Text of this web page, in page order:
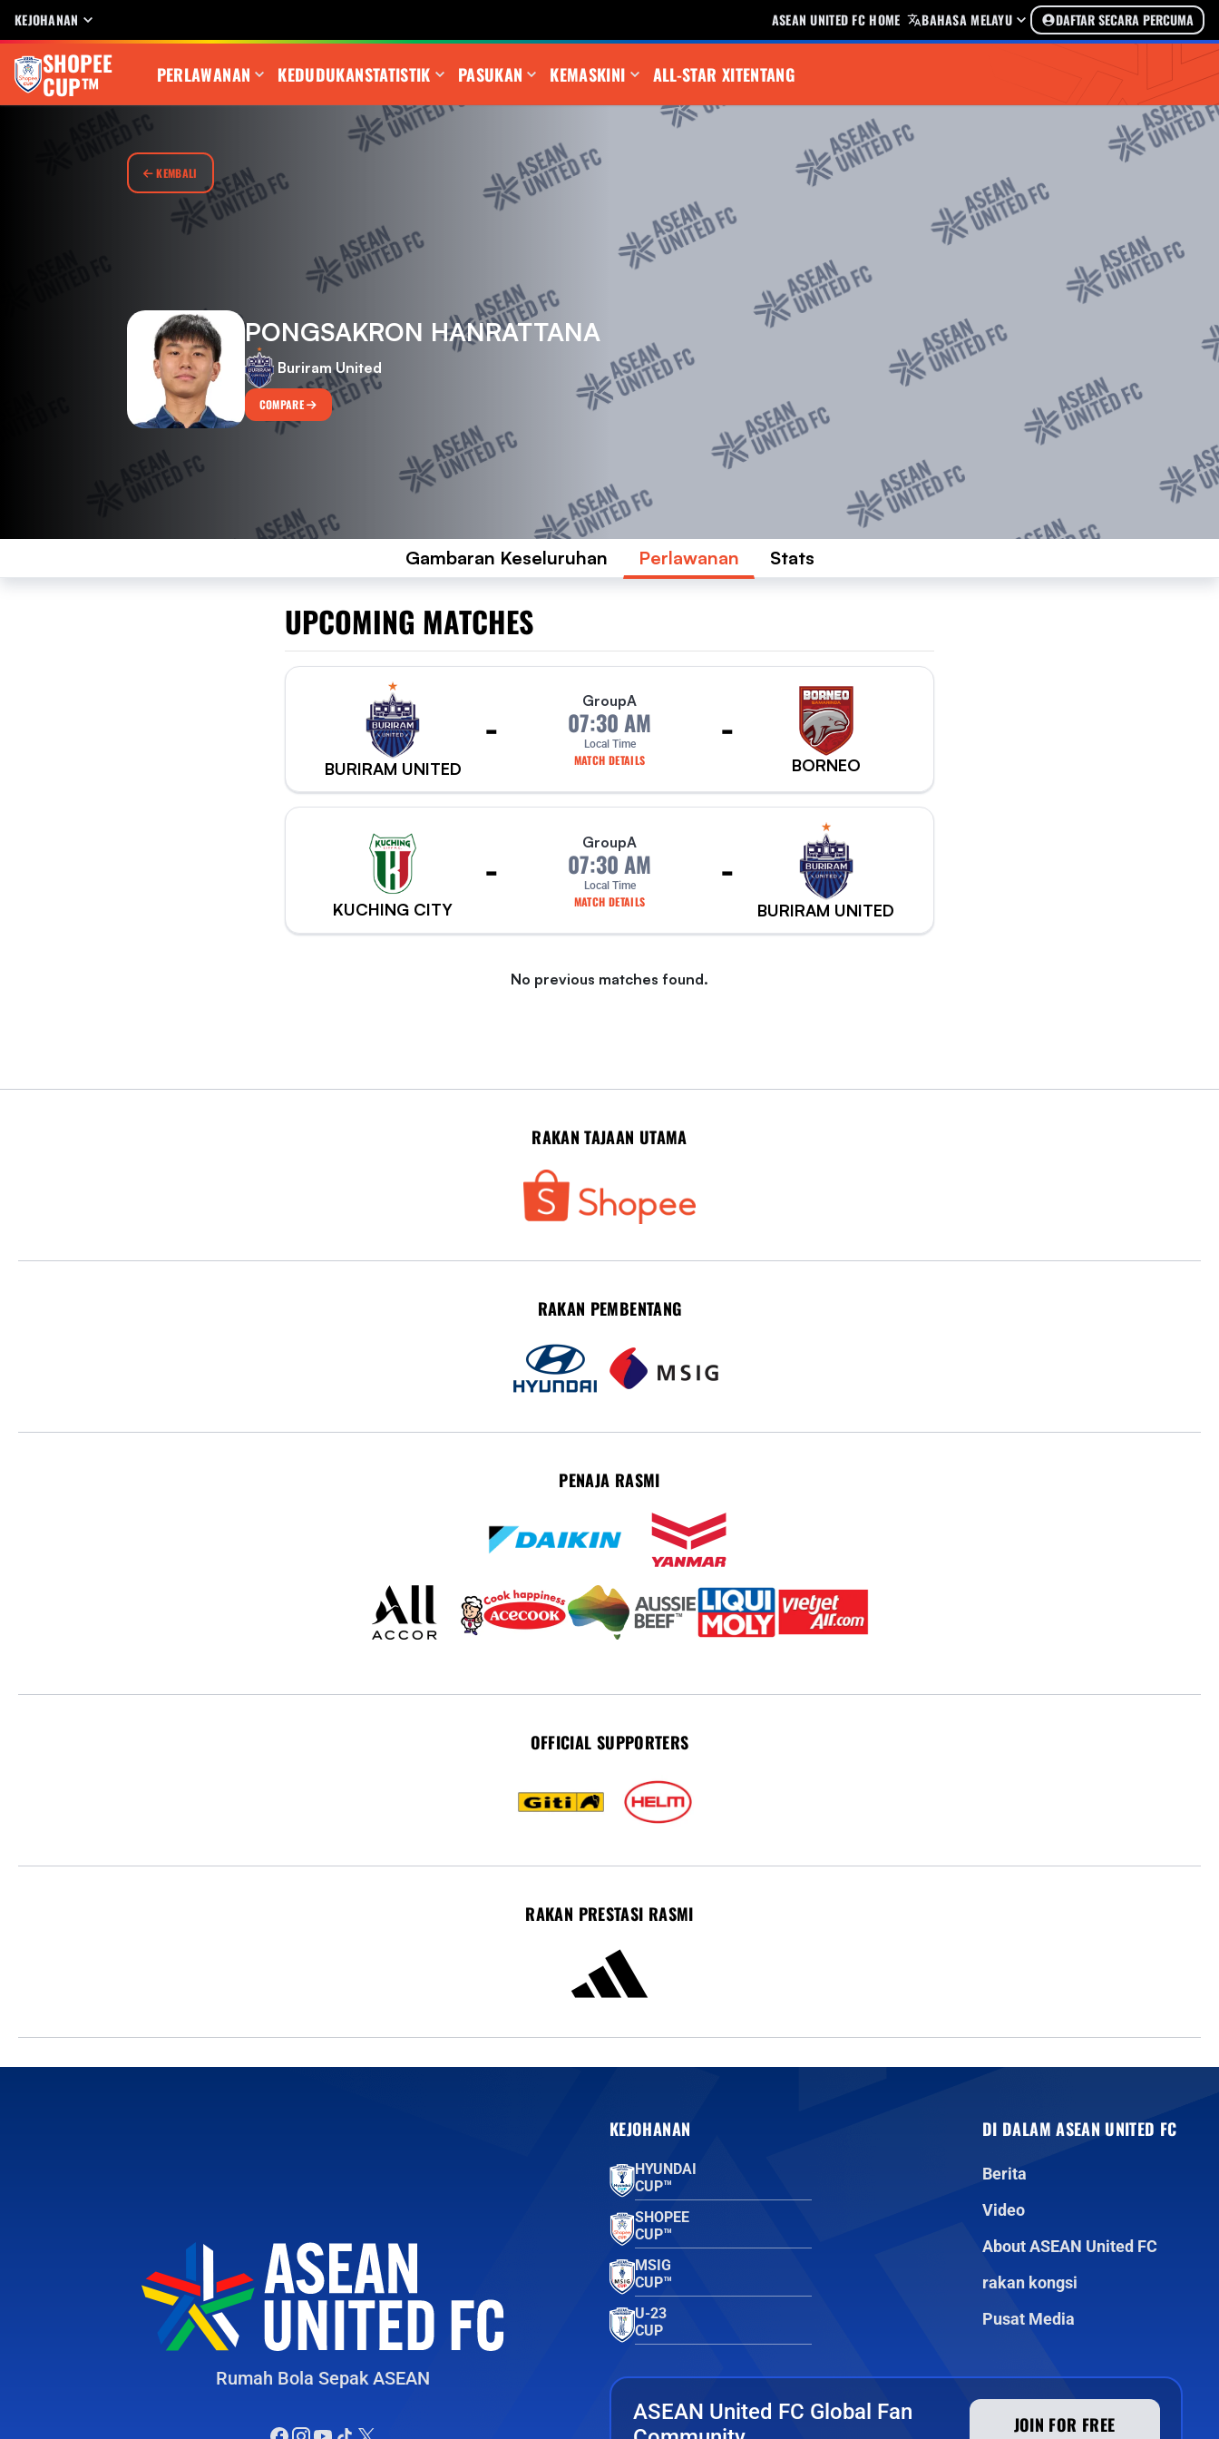
KEJOHANAN ASEAN UNITED FC HOME BAHASA MELAYU DAFTAR SECARA PERCUMA
SHOPEE
CUP™ PERLAWANAN KEDUDUKANSTATISTIK PASUKAN KEMASKINI ALL-STAR XITENTANG
KEMBALI
PONGSAKRON HANRATTANA
Buriram United
COMPARE
Gambaran Keseluruhan Perlawanan Stats
UPCOMING MATCHES
BURIRAM UNITED
- GroupA
07:30 AM
Local Time
MATCH DETAILS
-
BORNEO
KUCHING CITY
- GroupA
07:30 AM
Local Time
MATCH DETAILS
-
BURIRAM UNITED
No previous matches found.
RAKAN TAJAAN UTAMA
RAKAN PEMBENTANG
PENAJA RASMI
OFFICIAL SUPPORTERS
RAKAN PRESTASI RASMI
Rumah Bola Sepak ASEAN
KEJOHANAN
HYUNDAI
CUP™
SHOPEE
CUP™
MSIG
CUP™
U-23
CUP
DI DALAM ASEAN UNITED FC
Berita
Video
About ASEAN United FC
rakan kongsi
Pusat Media
ASEAN United FC Global Fan
JOIN FOR FREE